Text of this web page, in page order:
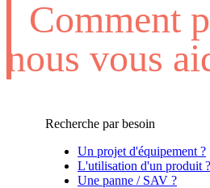
Comment
nous vous
Recherche par besoin
Un projet d'équipement ?
L'utilisation d'un produit ?
Une panne / SAV ?